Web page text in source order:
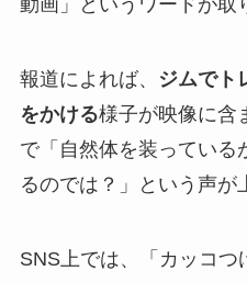
動画」というワードが取
報道によれば、
ジムでト
をかける様子が映像に含
で「自然体を装っている
るのでは？」という声が
SNS上では、「カッコつ